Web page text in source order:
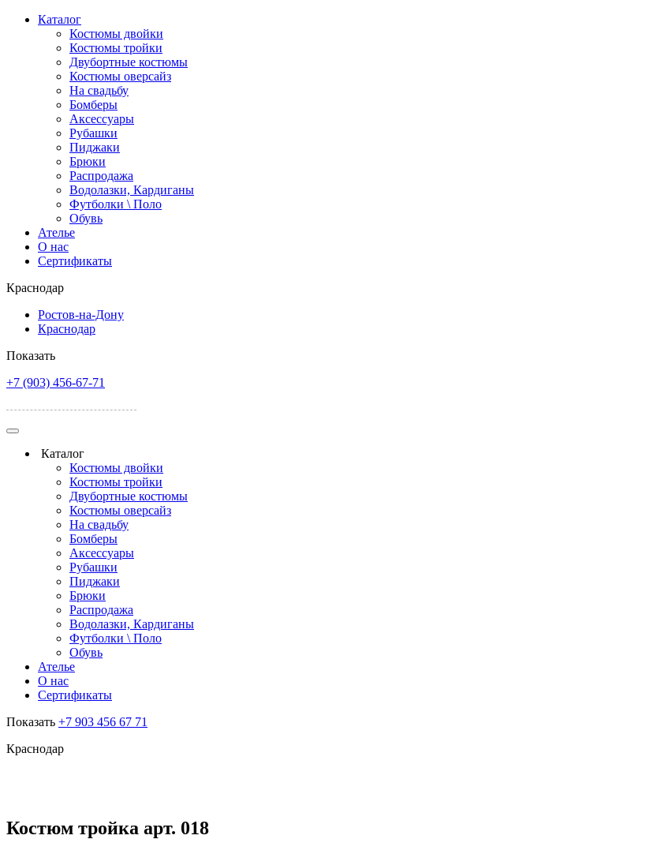
Каталог
Костюмы двойки
Костюмы тройки
Двубортные костюмы
Костюмы оверсайз
На свадьбу
Бомберы
Аксессуары
Рубашки
Пиджаки
Брюки
Распродажа
Водолазки, Кардиганы
Футболки \ Поло
Обувь
Ателье
О нас
Сертификаты
Краснодар
Ростов-на-Дону
Краснодар
Показать
+7 (903) 456-67-71
Каталог
Костюмы двойки
Костюмы тройки
Двубортные костюмы
Костюмы оверсайз
На свадьбу
Бомберы
Аксессуары
Рубашки
Пиджаки
Брюки
Распродажа
Водолазки, Кардиганы
Футболки \ Поло
Обувь
Ателье
О нас
Сертификаты
Показать +7 903 456 67 71
Краснодар
Костюм тройка арт. 018